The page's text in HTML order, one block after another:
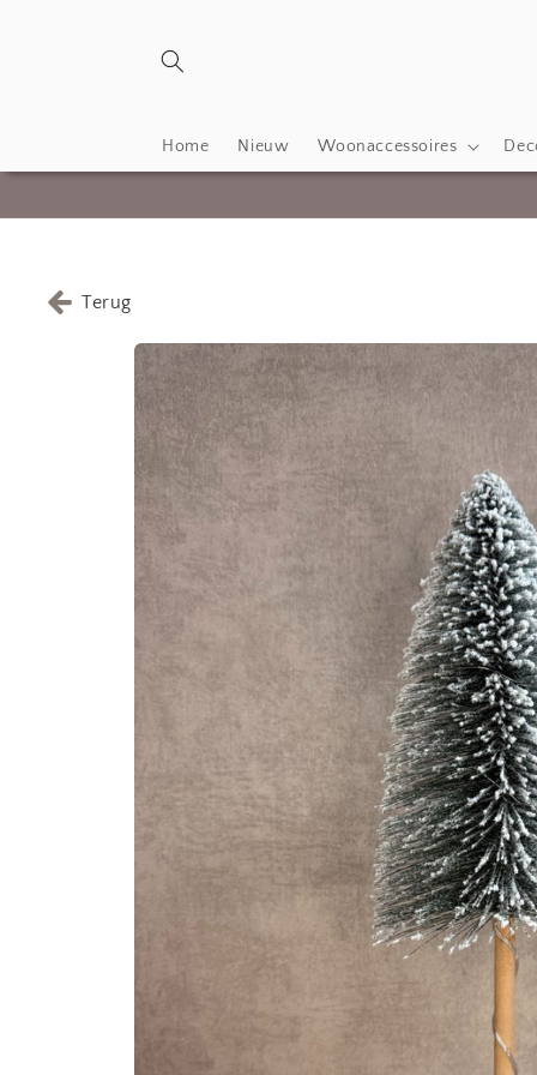
Home Nieuw Woonaccessoires
Terug
Ga direct naar
productinformatie